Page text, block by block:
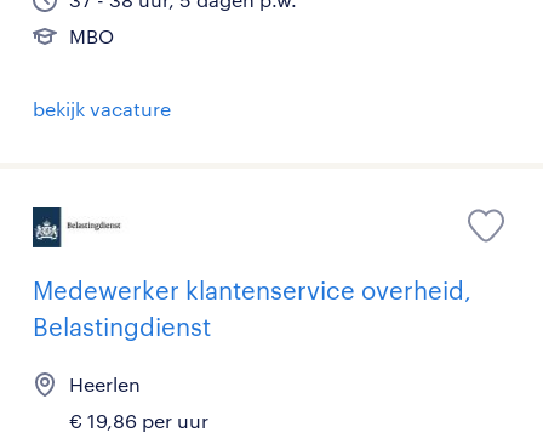
MBO
bekijk vacature
Medewerker klantenservice overheid,
Belastingdienst
Heerlen
€ 19,86 per uur